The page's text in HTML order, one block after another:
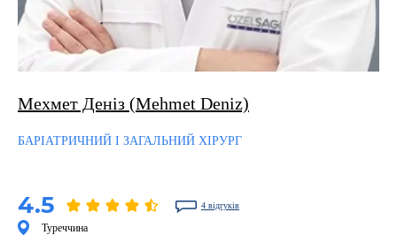
Мехмет Деніз (Mehmet Deniz)
БАРІАТРИЧНИЙ І ЗАГАЛЬНИЙ ХІРУРГ
4.5 4 відгуків
Туреччина